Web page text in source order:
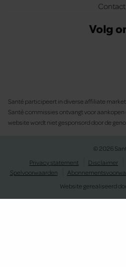
Contact
Volg
Santé participeert in diverse affiliate
Santé commissies ontvangt voor
website wordt niet gesponsord door de
© 2026
Privacy statement
Disclaimer
Spelvoorwaarden
Website gerealiseerd